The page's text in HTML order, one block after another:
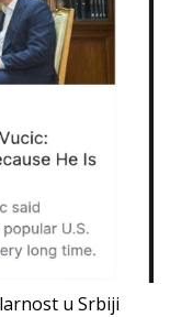
u Srbiji